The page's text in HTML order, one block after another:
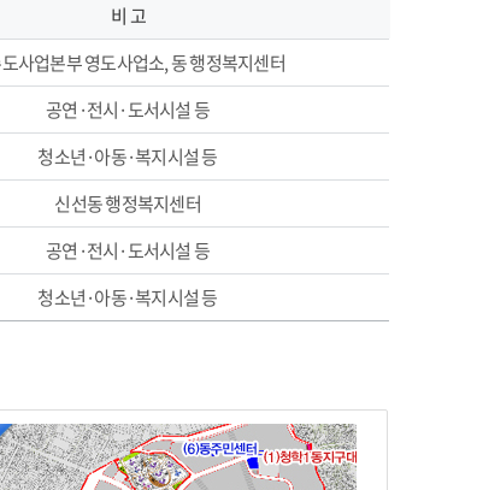
비 고
사업본부 영도사업소, 동 행정복지센터
공연·전시·도서시설 등
청소년·아동·복지시설 등
신선동 행정복지센터
공연·전시·도서시설 등
청소년·아동·복지시설 등